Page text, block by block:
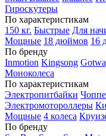
Гироскутеры
По характеристикам
150 кг. Быстрые Для
Мощные 18 дюймов 16
По бренду
Inmotion Kingsong
Моноколеса
По характеристикам
Электропитбайки
Электромотороллеры
Мощные 4 колеса
По бренду